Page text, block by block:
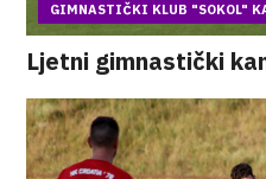
GIMNASTIČKI KLUB "SOKOL"
Ljetni gimnastički